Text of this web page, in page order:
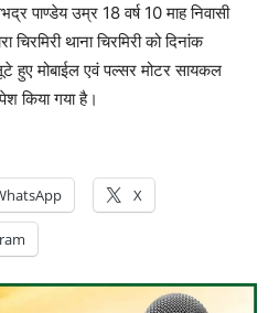
पाण्डेय उम्र 18 वर्ष 10 माह निवासी
थाना चिरमिरी को दिनांक
हुए मोबाईल एवं पल्सर मोटर सायकल
किया गया है।
X